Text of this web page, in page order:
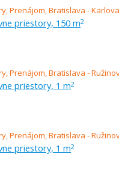
priestory, 150 m2
priestory, 1 m2
priestory, 1 m2